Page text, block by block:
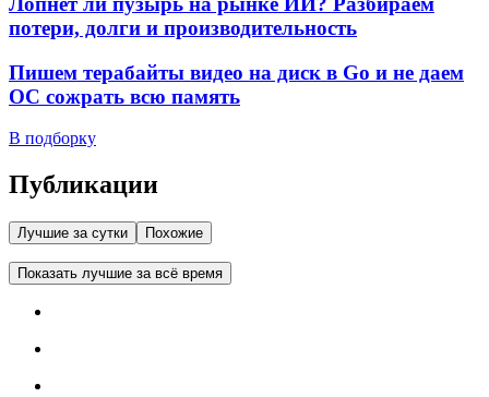
потери, долги и производительность
Пишем терабайты видео на диск в Go и не даем
ОС сожрать всю память
В подборку
Публикации
Лучшие за сутки Похожие
Показать лучшие за всё время